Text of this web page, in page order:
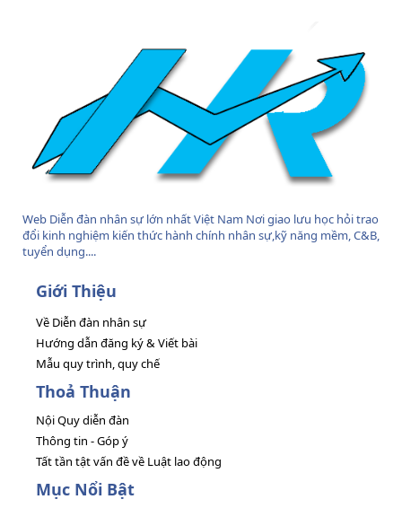
Web Diễn đàn nhân sự lớn nhất Việt Nam Nơi giao lưu học hỏi trao
đổi kinh nghiệm kiến thức hành chính nhân sự,kỹ năng mềm, C&B,
tuyển dụng....
Giới Thiệu
Về Diễn đàn nhân sự
Hướng dẫn đăng ký & Viết bài
Mẫu quy trình, quy chế
Thoả Thuận
Nội Quy diễn đàn
Thông tin - Góp ý
Tất tần tật vấn đề về Luật lao động
Mục Nổi Bật